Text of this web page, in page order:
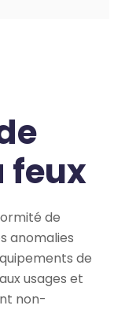
feux
de
anomalies
de
usages et
non-